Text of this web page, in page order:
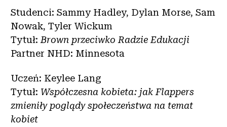
Studenci: Sammy Hadley, Dylan Morse, Sam
Nowak, Tyler Wickum
Tytuł: Brown przeciwko Radzie Edukacji
Partner NHD: Minnesota
Uczeń: Keylee Lang
Tytuł: Współczesna kobieta: jak Flappers
zmieniły poglądy społeczeństwa na temat
kobiet